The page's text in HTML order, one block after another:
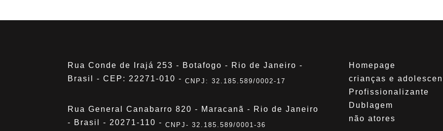
Rua Conde de Irajá 253 - Botafogo - Rio de Janeiro -
Brasil - CEP: 22271-010 - CNPJ: 32.185.589/0002-17
Rua General Canabarro 820 - Maracanã - Rio de Janeiro
- Brasil - 20271-110 - CNPJ- 32.185.589/0001-36
Homepage
crianças e
Profissionalizante
Dublagem
não atores